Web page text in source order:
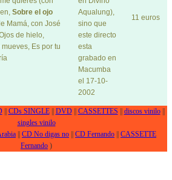
Sobre el ojo
Mamá, con José
de hielo,
Es por tu
Aqualung),
sino que
este directo
esta
grabado en
Macumba
el 17-10-
2002
11 euros
|| CDs SINGLE|| DVD|| CASSETTES discos vinilo||
singles vinilo
CD No digas no CD Fernando
CASSETTE
Fernando )